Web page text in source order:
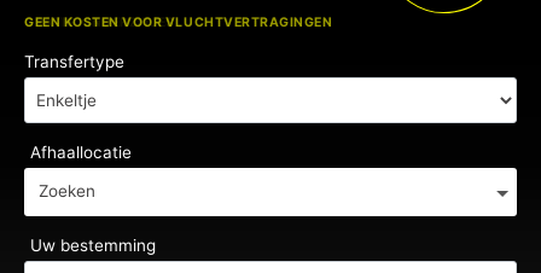
GRATIS KINDERZITJES
GEEN KOSTEN VOOR VLUCHTVERTRAGINGEN
Transfertype
Afhaallocatie
Zoeken
Uw bestemming